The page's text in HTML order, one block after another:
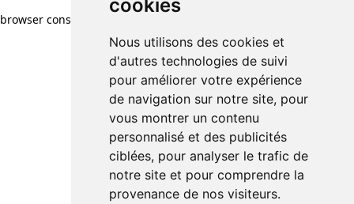
cookies
Nous utilisons des cookies et
d'autres technologies de suivi
pour améliorer votre expérience
de navigation sur notre site, pour
vous montrer un contenu
personnalisé et des publicités
ciblées, pour analyser le trafic de
notre site et pour comprendre la
provenance de nos visiteurs.
browser console for more information)